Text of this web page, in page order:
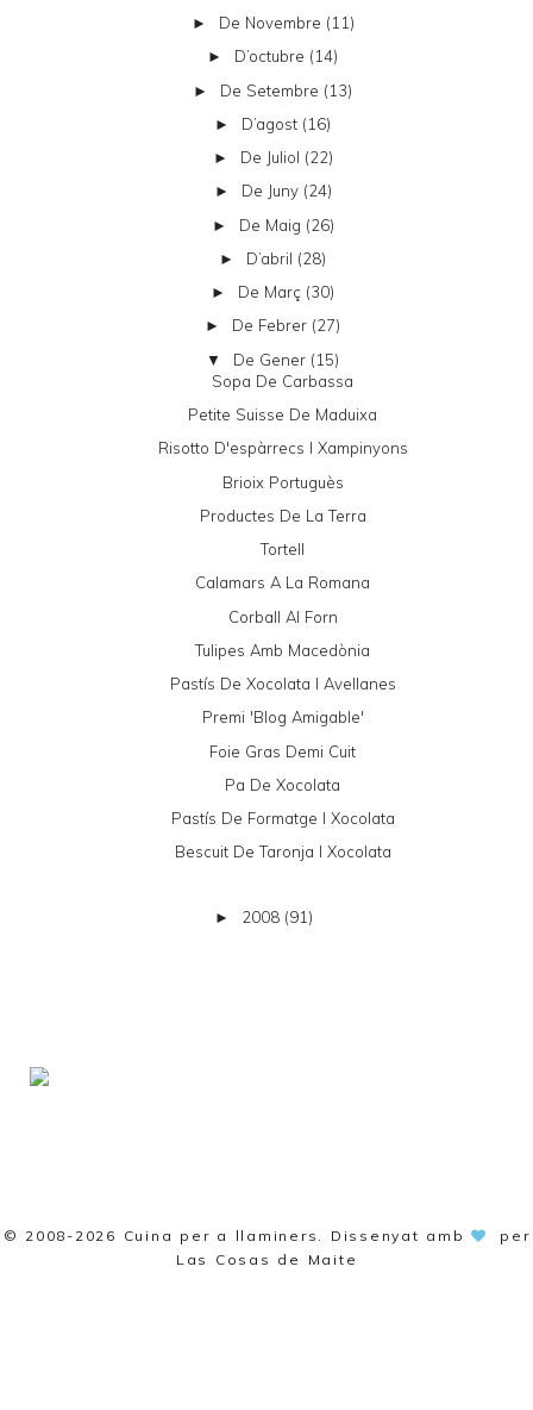
► De Novembre (11)
► D’octubre (14)
► De Setembre (13)
► D’agost (16)
► De Juliol (22)
► De Juny (24)
► De Maig (26)
► D’abril (28)
► De Març (30)
► De Febrer (27)
▼ De Gener (15)
Sopa De Carbassa
Petite Suisse De Maduixa
Risotto D'espàrrecs I Xampinyons
Brioix Portuguès
Productes De La Terra
Tortell
Calamars A La Romana
Corball Al Forn
Tulipes Amb Macedònia
Pastís De Xocolata I Avellanes
Premi 'Blog Amigable'
Foie Gras Demi Cuit
Pa De Xocolata
Pastís De Formatge I Xocolata
Bescuit De Taronja I Xocolata
► 2008 (91)
© 2008-2026 Cuina per a llaminers . Dissenyat amb
per
Las Cosas de Maite